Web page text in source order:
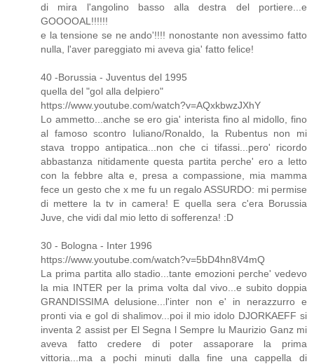
di mira l'angolino basso alla destra del portiere...e
GOOOOAL!!!!!!
e la tensione se ne ando'!!!! nonostante non avessimo fatto
nulla, l'aver pareggiato mi aveva gia' fatto felice!
40 -Borussia - Juventus del 1995
quella del "gol alla delpiero"
https://www.youtube.com/watch?v=AQxkbwzJXhY
Lo ammetto...anche se ero gia' interista fino al midollo, fino
al famoso scontro Iuliano/Ronaldo, la Rubentus non mi
stava troppo antipatica...non che ci tifassi...pero' ricordo
abbastanza nitidamente questa partita perche' ero a letto
con la febbre alta e, presa a compassione, mia mamma
fece un gesto che x me fu un regalo ASSURDO: mi permise
di mettere la tv in camera! E quella sera c'era Borussia
Juve, che vidi dal mio letto di sofferenza! :D
30 - Bologna - Inter 1996
https://www.youtube.com/watch?v=5bD4hn8V4mQ
La prima partita allo stadio...tante emozioni perche' vedevo
la mia INTER per la prima volta dal vivo...e subito doppia
GRANDISSIMA delusione...l'inter non e' in nerazzurro e
pronti via e gol di shalimov...poi il mio idolo DJORKAEFF si
inventa 2 assist per El Segna l Sempre lu Maurizio Ganz mi
aveva fatto credere di poter assaporare la prima
vittoria...ma a pochi minuti dalla fine una cappella di